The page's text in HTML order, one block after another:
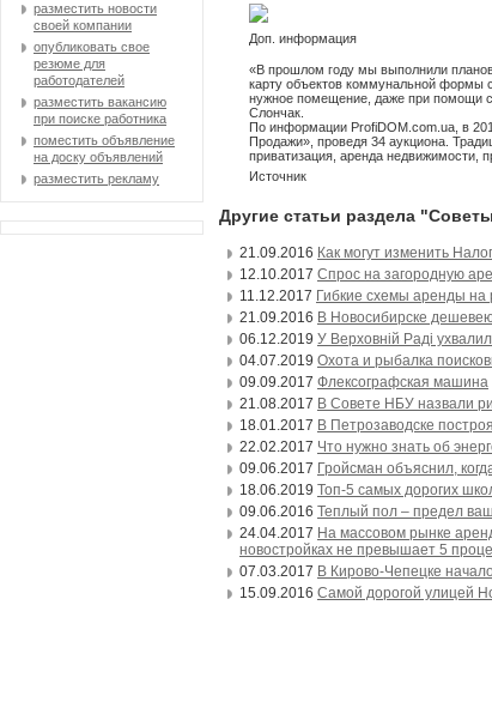
разместить новости
своей компании
опубликовать свое
резюме для
работодателей
разместить вакансию
при поиске работника
поместить объявление
на доску объявлений
разместить рекламу
Доп. информация
«В прошлом году мы выполнили
карту объектов коммунальной формы
нужное помещение, даже при помощи
Слончак.
По информации ProfiDOM.com.ua, в
Продажи», проведя 34 аукциона.
приватизация, аренда недвижимости,
Источник
Другие статьи раздела
21.09.2016 Как могут изменить
12.10.2017 Спрос на загородную
11.12.2017 Гибкие схемы аренды на
21.09.2016 В Новосибирске
06.12.2019 У Верховній Раді
04.07.2019 Охота и рыбалка
09.09.2017 Флексографская машина
21.08.2017 В Совете НБУ назвали
18.01.2017 В Петрозаводске
22.02.2017 Что нужно знать об
09.06.2017 Гройсман объяснил,
18.06.2019 Топ-5 самых дорогих
09.06.2016 Теплый пол – предел
24.04.2017 На массовом рынке
новостройках не превышает 5
07.03.2017 В Кирово-Чепецке
15.09.2016 Самой дорогой улицей